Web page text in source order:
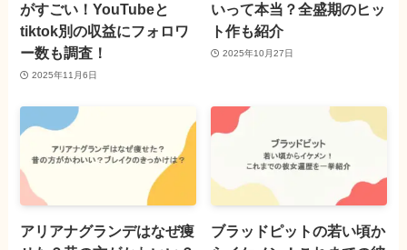
がすごい！YouTubeと
tiktok別の収益にフォロワ
ー数も調査！
2025年11月6日
いって本当？全盛期のヒッ
ト作も紹介
2025年10月27日
アリアナグランデはなぜ痩
ブラッドピットの若い頃か